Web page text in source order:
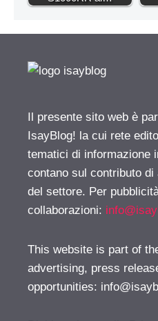
Il presente sito web è
IsayBlog! la cui rete
tematici di informazione
contano sul contributo
del settore. Per
collaborazioni:
This website is part of
advertising, press
opportunities: